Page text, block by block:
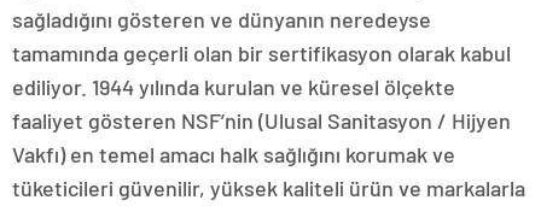
sağladığını gösteren ve dünyanın neredeyse
tamamında geçerli olan bir sertifikasyon olarak kabul
ediliyor. 1944 yılında kurulan ve küresel ölçekte
faaliyet gösteren NSF’nin (Ulusal Sanitasyon / Hijyen
Vakfı) en temel amacı halk sağlığını korumak ve
tüketicileri güvenilir, yüksek kaliteli ürün ve markalarla